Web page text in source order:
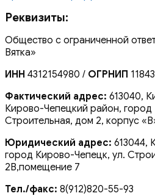
Реквизиты:
Общество с ограниченной
Вятка»
ИНН 4312154980 / ОГРНИП
Фактический адрес: 613040,
Кирово-Чепецкий район,
Строительная, дом 2, корпус
Юридический адрес: 613044,
город Кирово-Чепецк, ул.
2В,помещение 7
Тел./факс: 8(912)820-55-93